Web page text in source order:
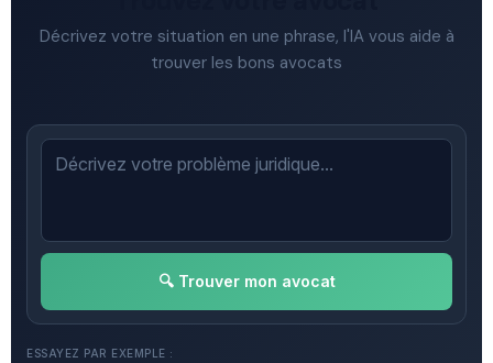
Décrivez votre situation en une phrase, l'IA vous aide à
trouver les bons avocats
🔍 Trouver mon avocat
ESSAYEZ PAR EXEMPLE :